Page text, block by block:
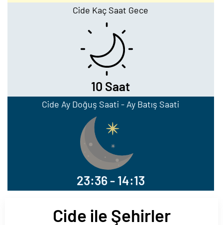
Cide Kaç Saat Gece
10 Saat
Cide Ay Doğuş Saati - Ay Batış Saati
23:36 - 14:13
Cide ile Şehirler